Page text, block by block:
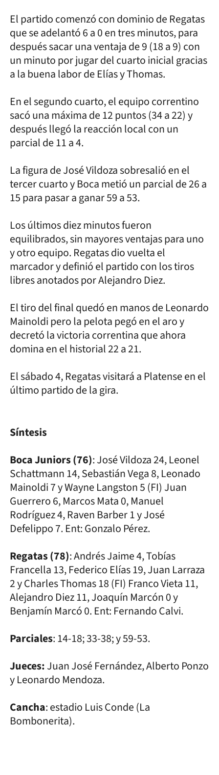
El partido comenzó con dominio de Regatas
que se adelantó 6 a 0 en tres minutos, para
después sacar una ventaja de 9 (18 a 9) con
un minuto por jugar del cuarto inicial gracias
a la buena labor de Elías y Thomas.
En el segundo cuarto, el equipo correntino
sacó una máxima de 12 puntos (34 a 22) y
después llegó la reacción local con un
parcial de 11 a 4.
La figura de José Vildoza sobresalió en el
tercer cuarto y Boca metió un parcial de 26 a
15 para pasar a ganar 59 a 53.
Los últimos diez minutos fueron
equilibrados, sin mayores ventajas para uno
y otro equipo. Regatas dio vuelta el
marcador y definió el partido con los tiros
libres anotados por Alejandro Diez.
El tiro del final quedó en manos de Leonardo
Mainoldi pero la pelota pegó en el aro y
decretó la victoria correntina que ahora
domina en el historial 22 a 21.
El sábado 4, Regatas visitará a Platense en el
último partido de la gira.
Síntesis
Boca Juniors (76): José Vildoza 24, Leonel
Schattmann 14, Sebastián Vega 8, Leonado
Mainoldi 7 y Wayne Langston 5 (FI) Juan
Guerrero 6, Marcos Mata 0, Manuel
Rodríguez 4, Raven Barber 1 y José
Defelippo 7. Ent: Gonzalo Pérez.
Regatas (78): Andrés Jaime 4, Tobías
Francella 13, Federico Elías 19, Juan Larraza
2 y Charles Thomas 18 (FI) Franco Vieta 11,
Alejandro Diez 11, Joaquín Marcón 0 y
Benjamín Marcó 0. Ent: Fernando Calvi.
Parciales: 14-18; 33-38; y 59-53.
Jueces:Juan José Fernández, Alberto Ponzo
y Leonardo Mendoza.
Cancha: estadio Luis Conde (La
Bombonerita).